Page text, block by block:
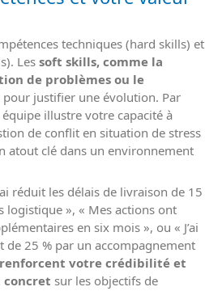
techniques (hard skills) et
Les soft skills, comme la
de problèmes ou le
pour justifier une évolution. Par
illustre votre capacité à
de conflit en situation de stress
atout clé dans un environnement
réduit les délais de livraison de 15
logistique », « Mes actions ont
en six mois », ou « J’ai
25 % par un accompagnement
renforcent votre crédibilité et
sur les objectifs de